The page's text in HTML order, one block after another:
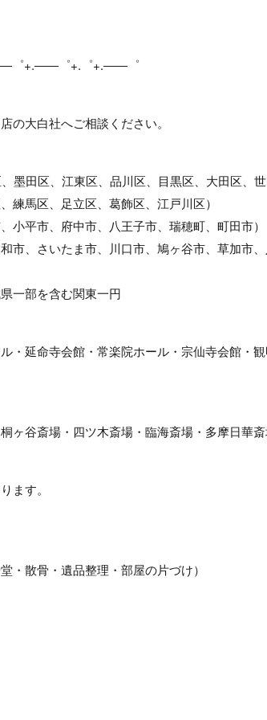
゜+.――゜+.゜+.――゜
の大白社へご相談ください。
墨田区、江東区、品川区、目黒区、大田区、
練馬区、足立区、葛飾区、江戸川区）
平市、府中市、八王子市、瑞穂町、町田市）
市、さいたま市、川口市、鳩ヶ谷市、草加市
一部を含む関東一円
・延命寺会館・常楽院ホール・宗仙寺会館・
ヶ谷斎場・四ツ木斎場・臨海斎場・多摩日華斎
ます。
・散骨・遺品整理・部屋の片づけ）